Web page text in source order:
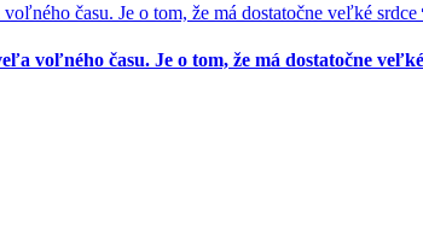
času. Je o tom, že má dostatočne veľké
času. Je o tom, že má dostatočne